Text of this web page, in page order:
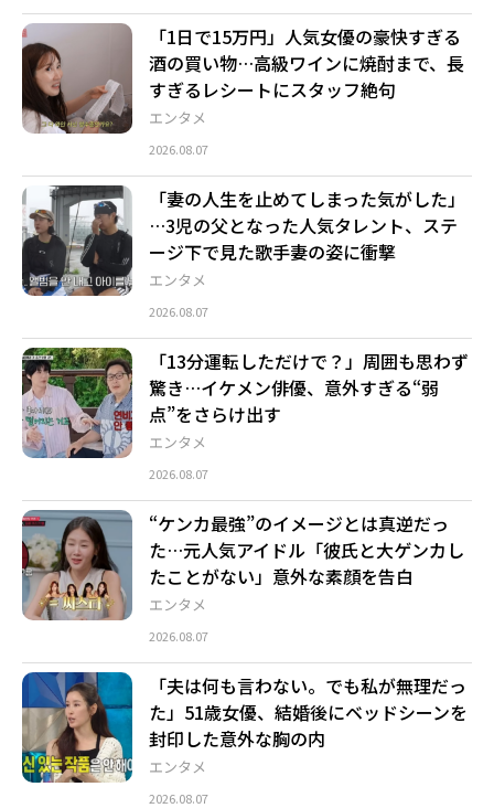
エンタメ
「1日で15万円」人気女優の豪快すぎる
酒の買い物…高級ワインに焼酎まで、長
すぎるレシートにスタッフ絶句
2026.08.07
エンタメ
「妻の人生を止めてしまった気がした」
…3児の父となった人気タレント、ステ
ージ下で見た歌手妻の姿に衝撃
2026.08.07
エンタメ
「13分運転しただけで？」周囲も思わず
驚き…イケメン俳優、意外すぎる“弱
点”をさらけ出す
2026.08.07
エンタメ
“ケンカ最強”のイメージとは真逆だっ
た…元人気アイドル「彼氏と大ゲンカし
たことがない」意外な素顔を告白
2026.08.07
エンタメ
「夫は何も言わない。でも私が無理だっ
た」51歳女優、結婚後にベッドシーンを
封印した意外な胸の内
2026.08.07